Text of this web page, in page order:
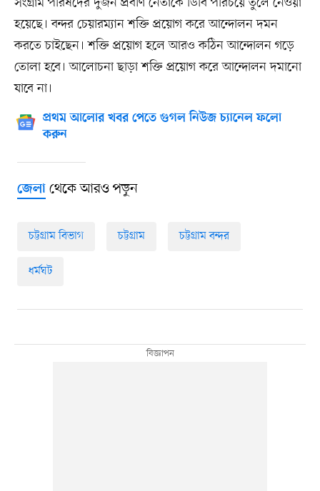
হয়েছে। বন্দর চেয়ারম্যান শক্তি প্রয়োগ করে আন্দোলন দমন
করতে চাইছেন। শক্তি প্রয়োগ হলে আরও কঠিন আন্দোলন গড়ে
তোলা হবে। আলোচনা ছাড়া শক্তি প্রয়োগ করে আন্দোলন দমানো
যাবে না।
প্রথম আলোর খবর পেতে গুগল নিউজ চ্যানেল ফলো
করুন
জেলাথেকে আরও পড়ুন
চট্টগ্রাম বিভাগ চট্টগ্রাম চট্টগ্রাম বন্দর
ধর্মঘট